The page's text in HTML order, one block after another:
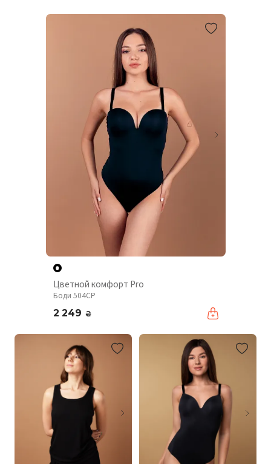
Цветной комфорт Pro
Боди 504CP
2 249 ₴